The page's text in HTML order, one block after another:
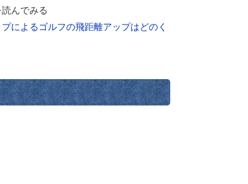
んでみる
によるゴルフの飛距離アップはどのく